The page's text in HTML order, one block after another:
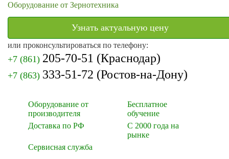
Оборудование от Зернотехника
Узнать актуальную цену
или проконсультироваться по телефону:
+7 (861) 205-70-51 (Краснодар)
+7 (863) 333-51-72 (Ростов-на-Дону)
Оборудование от
производителя
Бесплатное
обучение
Доставка по РФ
С 2000 года на
рынке
Сервисная служба